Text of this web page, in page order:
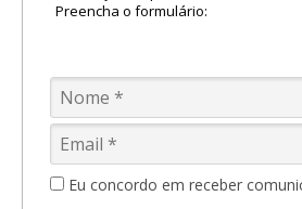
Preencha o formulário:
Eu concordo em receber